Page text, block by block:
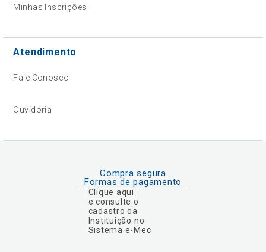
Minhas Inscrições
Atendimento
Fale Conosco
Ouvidoria
Compra segura
Formas de pagamento
Clique aqui
e consulte o
cadastro da
Instituição no
Sistema e-Mec